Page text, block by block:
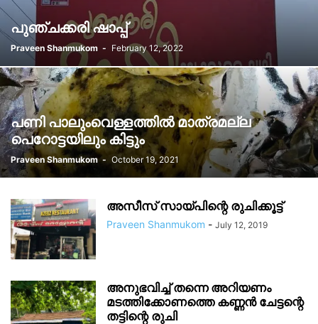
പുഞ്ചക്കരി ഷാപ്പ്
Praveen Shanmukom - February 12, 2022
പണി പാലുംവെള്ളത്തിൽ മാത്രമല്ല
പെറോട്ടയിലും കിട്ടും
Praveen Shanmukom - October 19, 2021
അസീസ് സായ്‌പിന്റെ രുചിക്കൂട്ട്
Praveen Shanmukom - July 12, 2019
അനുഭവിച്ച് തന്നെ അറിയണം
മടത്തിക്കോണത്തെ കണ്ണൻ ചേട്ടന്റെ
തട്ടിന്റെ രുചി